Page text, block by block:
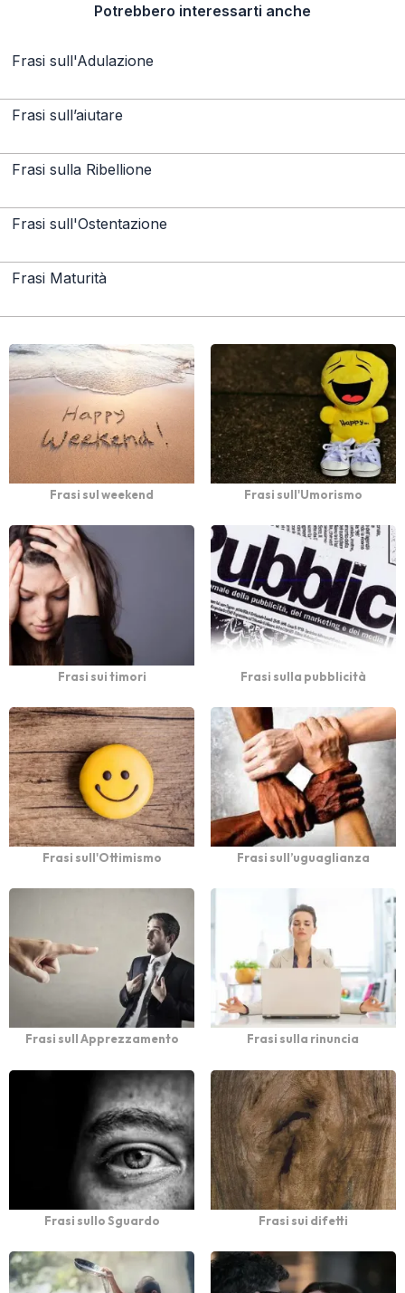
Potrebbero interessarti anche
Frasi sull'Adulazione
Frasi sull’aiutare
Frasi sulla Ribellione
Frasi sull'Ostentazione
Frasi Maturità
Frasi sul weekend Frasi sull'Umorismo
Frasi sui timori Frasi sulla pubblicità
Frasi sull'Ottimismo Frasi sull’uguaglianza
Frasi sull Apprezzamento Frasi sulla rinuncia
Frasi sullo Sguardo Frasi sui difetti